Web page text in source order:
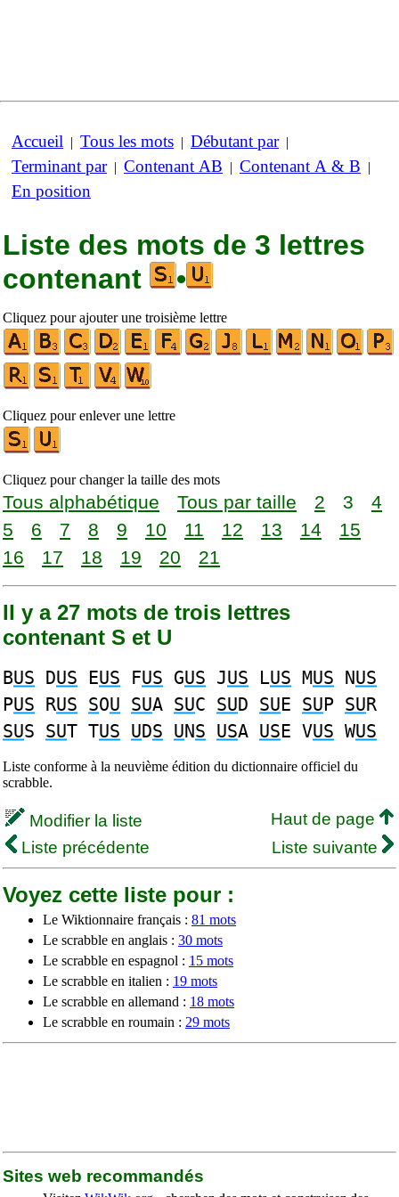
Accueil | Tous les mots | Débutant par|
Terminant par| Contenant AB | Contenant A & B |
En position
Liste des mots de 3 lettres
contenant
•
Cliquez pour ajouter une troisième lettre
Cliquez pour enlever une lettre
Cliquez pour changer la taille des mots
Tous alphabétique Tous par taille 2 3
4
5
6 7 8 9 10 11 12 13 14
15
16
17 18 19 20 21
Il y a 27 mots de trois lettres
contenant S et U
BUS DUS EUS FUS GUS JUS LUS MUS NUS
PUS RUS SOU SUA SUC SUD SUE SUP SUR
SUS SUT TUS UDS UNS USA USE VUS WUS
Liste conforme à la neuvième édition du dictionnaire officiel du
scrabble.
Modifier la liste
Haut de page
Liste précédente
Liste suivante
Voyez cette liste pour :
Le Wiktionnaire français : 81 mots
Le scrabble en anglais : 30 mots
Le scrabble en espagnol : 15 mots
Le scrabble en italien : 19 mots
Le scrabble en allemand : 18 mots
Le scrabble en roumain : 29 mots
Sites web recommandés